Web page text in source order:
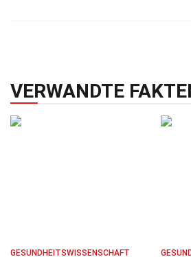
VERWANDTE
GESUNDHEITSWISSENSCHAFT